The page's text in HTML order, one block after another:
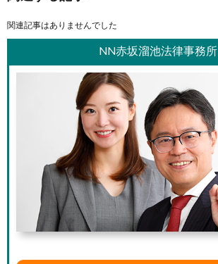
関連記事はありませんでした
NN赤坂溜池法律事務所